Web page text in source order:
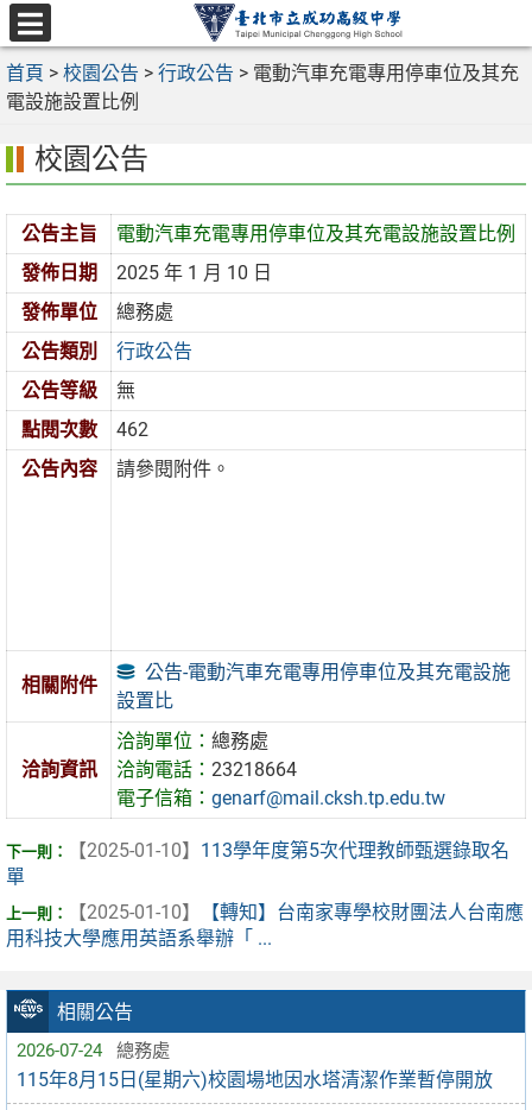
跳
至
主
要
區
選
單
首頁 > 校園公告 > 行政公告 > 電動汽車充電專用停車位及其充
電設施設置比例
相關公告
2026-07-24 總務處
115年8月15日(星期六)校園場地因水塔清潔作業暫停開放
校園公告
公告主旨
電動汽車充電專用停車位及其充電設施設置比例
發佈日期
2025 年 1 月 10 日
發佈單位
總務處
公告類別
行政公告
公告等級
無
點閱次數
462
公告內容
請參閱附件。
相關附件
公告-電動汽車充電專用停車位及其充電設施
設置比
洽詢資訊
洽詢單位：總務處
洽詢電話：23218664
電子信箱：genarf@mail.cksh.tp.edu.tw
【2025-01-10】 113學年度第5次代理教師甄選錄取名
單
【2025-01-10】
【轉知】台南家專學校財團法人台南應
用科技大學應用英語系舉辦「 ...